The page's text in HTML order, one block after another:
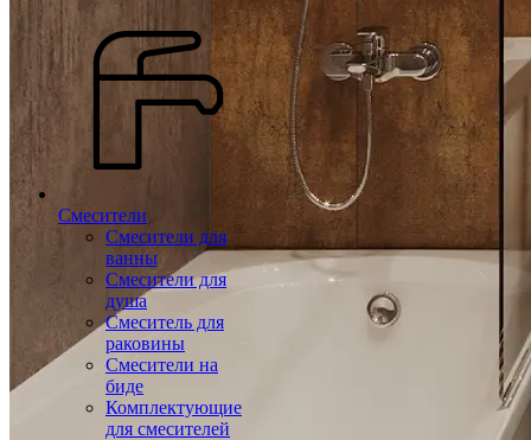
Смесители
Смесители для
ванны
Смесители для
душа
Смеситель для
раковины
Смесители на
биде
Комплектующие
для смесителей